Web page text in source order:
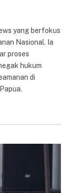
yang berfokus
Nasional. Ia
proses
hukum
di